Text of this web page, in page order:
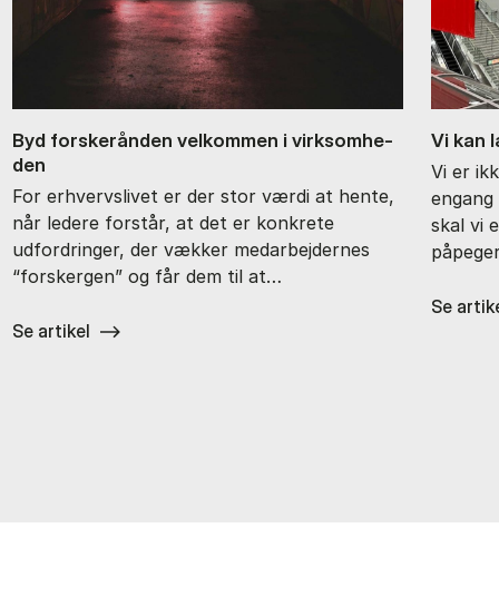
Byd for­skerån­den vel­kom­men i virk­som­he­
den
For erhvervslivet er der stor værdi at hente,
når ledere forstår, at det er konkrete
udfordringer, der vækker medarbejdernes
“forskergen” og får dem til at…
Se artikel
Vi kan
Vi er
skal vi
Se